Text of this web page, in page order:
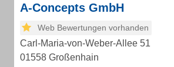
A-Concepts GmbH
Web Bewertungen vorhanden
Carl-Maria-von-Weber-Allee 51
01558 Großenhain